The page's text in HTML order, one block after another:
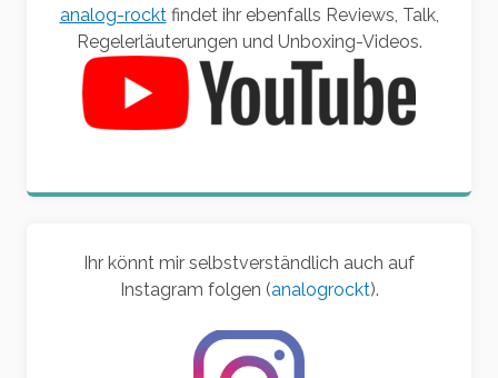
analog-rocktfindet ihr ebenfalls Reviews, Talk,
Regelerläuterungen und Unboxing-Videos.
Ihr könnt mir selbstverständlich auch auf
Instagram folgen (analogrockt).